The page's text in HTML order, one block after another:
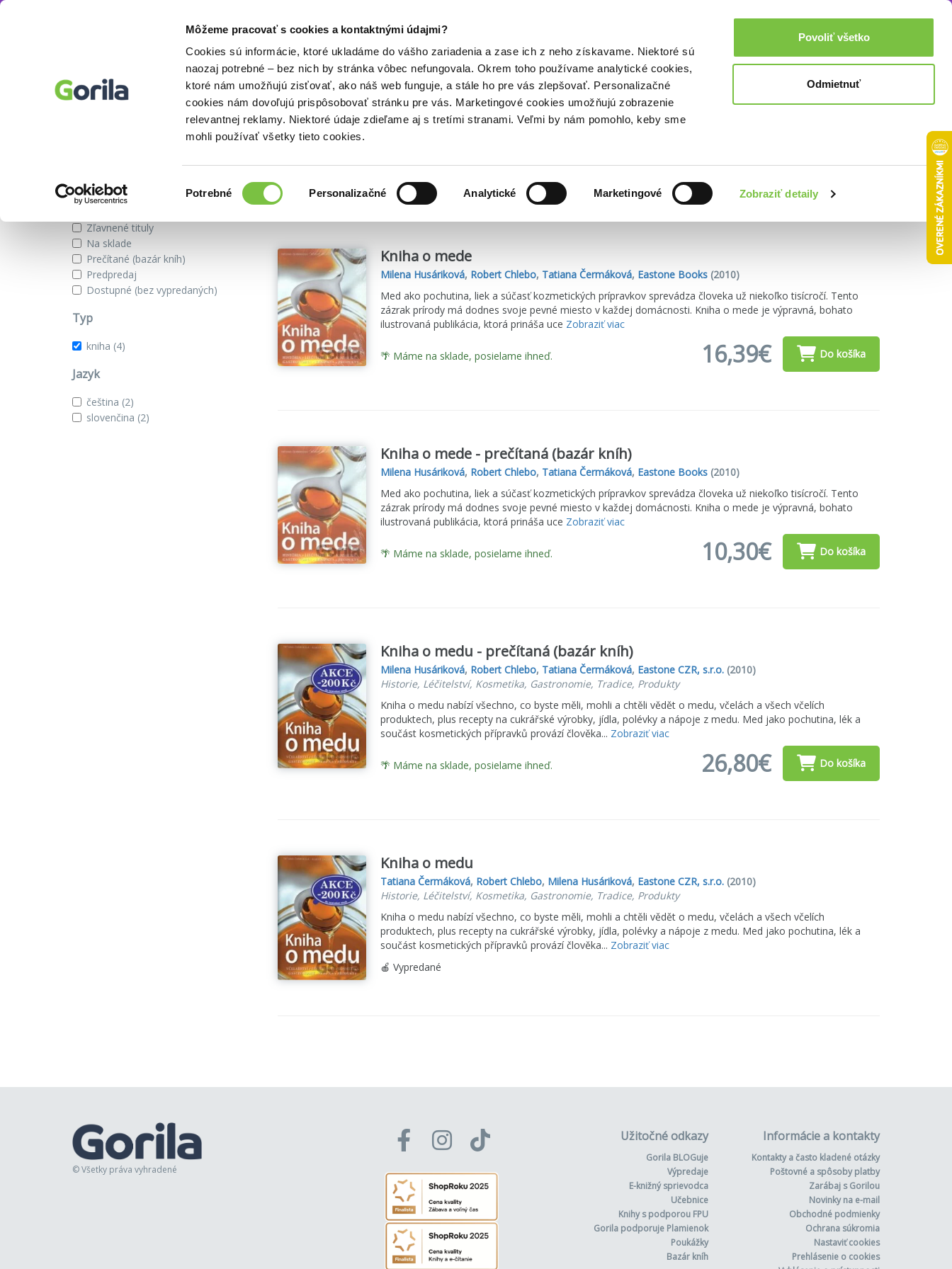
Môžeme pracovať s cookies a kontaktnými údajmi?
Cookies sú informácie, ktoré ukladáme do vášho zariadenia a zase ich z neho získavame. Niektoré sú
naozaj potrebné – bez nich by stránka vôbec nefungovala. Okrem toho používame analytické cookies,
ktoré nám umožňujú zisťovať, ako náš web funguje, a stále ho pre vás zlepšovať. Personalizačné
cookies nám dovoľujú prispôsobovať stránku pre vás. Marketingové cookies umožňujú zobrazenie
relevantnej reklamy. Niektoré údaje zdieľame aj s tretími stranami. Veľmi by nám pomohlo, keby sme
mohli používať všetky tieto cookies.
súhlasu
Potrebné Personalizačné Analytické Marketingové Zobraziť detaily
Povoliť všetko
Odmietnuť
Doplnky Prihlásenie 0,00€
Robert Chlebo Akcie a zľavy
Knihy od autora Robert Chlebo
Zobraziť iba
Zľavnené tituly
Na sklade
Prečítané (bazár kníh)
Predpredaj
Dostupné (bez vypredaných)
Typ
kniha (4)
Jazyk
čeština (2)
slovenčina (2)
Našli sme Zoradiť podľa:
Kniha o mede
Milena Husáriková, Robert Chlebo, Tatiana Čermáková, Eastone Books(2010)
Med ako pochutina, liek a súčasť kozmetických prípravkov sprevádza človeka už niekoľko tisícročí. Tento
zázrak prírody má dodnes svoje pevné miesto v každej domácnosti. Kniha o mede je výpravná, bohato
ilustrovaná publikácia, ktorá prináša uce Zobraziť viac
🌴 Máme na sklade, posielame ihneď. 16,39€ Do košíka
Kniha o mede - prečítaná (bazár kníh)
Milena Husáriková, Robert Chlebo, Tatiana Čermáková, Eastone Books(2010)
Med ako pochutina, liek a súčasť kozmetických prípravkov sprevádza človeka už niekoľko tisícročí. Tento
zázrak prírody má dodnes svoje pevné miesto v každej domácnosti. Kniha o mede je výpravná, bohato
ilustrovaná publikácia, ktorá prináša uce Zobraziť viac
🌴 Máme na sklade, posielame ihneď. 10,30€ Do košíka
Kniha o medu - prečítaná (bazár kníh)
Milena Husáriková, Robert Chlebo, Tatiana Čermáková, Eastone CZR, s.r.o.(2010)
Historie, Léčitelství, Kosmetika, Gastronomie, Tradice, Produkty
Kniha o medu nabízí všechno, co byste měli, mohli a chtěli vědět o medu, včelách a všech včelích
produktech, plus recepty na cukrářské výrobky, jídla, polévky a nápoje z medu. Med jako pochutina, lék a
součást kosmetických přípravků provází člověka... Zobraziť viac
🌴 Máme na sklade, posielame ihneď. 26,80€ Do košíka
Kniha o medu
Tatiana Čermáková, Robert Chlebo, Milena Husáriková, Eastone CZR, s.r.o.(2010)
Historie, Léčitelství, Kosmetika, Gastronomie, Tradice, Produkty
Kniha o medu nabízí všechno, co byste měli, mohli a chtěli vědět o medu, včelách a všech včelích
produktech, plus recepty na cukrářské výrobky, jídla, polévky a nápoje z medu. Med jako pochutina, lék a
součást kosmetických přípravků provází člověka... Zobraziť viac
🍎 Vypredané
© Všetky práva vyhradené
Užitočné odkazy
Gorila BLOGuje
Výpredaje
E-knižný sprievodca
Učebnice
Knihy s podporou FPU
Gorila podporuje Plamienok
Poukážky
Bazár kníh
Informácie a kontakty
Kontakty a často kladené otázky
Poštovné a spôsoby platby
Zarábaj s Gorilou
Novinky na e-mail
Obchodné podmienky
Ochrana súkromia
Nastaviť cookies
Prehlásenie o cookies